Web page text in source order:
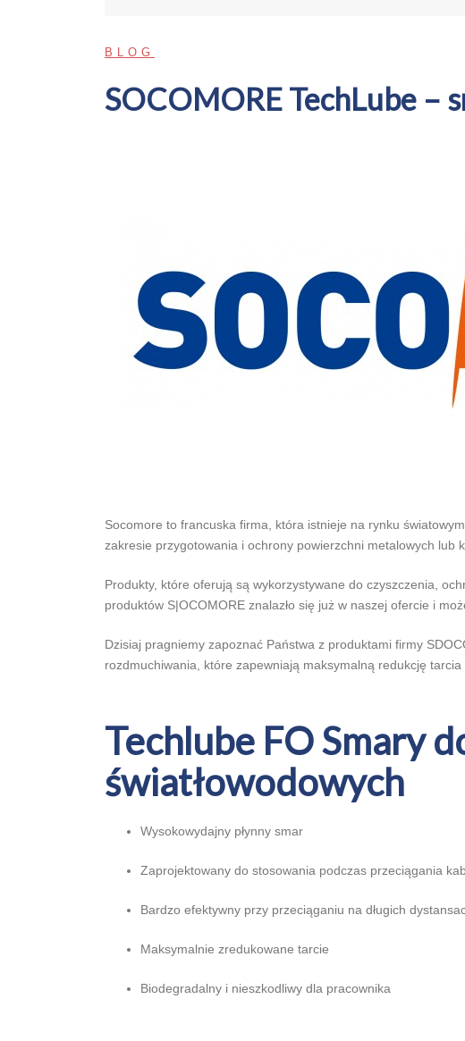
BLOG
SOCOMORE TechLube –
Socomore to francuska firma, która istnieje na rynku
zakresie przygotowania i ochrony powierzchni metalowych lub
Produkty, które oferują są wykorzystywane do czyszczenia,
produktów S|OCOMORE znalazło się już w naszej ofercie i
Dzisiaj pragniemy zapoznać Państwa z produktami firmy
rozdmuchiwania, które zapewniają maksymalną redukcję
Techlube FO Smary
światłowodowych
Wysokowydajny płynny smar
Zaprojektowany do stosowania podczas przeciągania
Bardzo efektywny przy przeciąganiu na długich
Maksymalnie zredukowane tarcie
Biodegradalny i nieszkodliwy dla pracownika